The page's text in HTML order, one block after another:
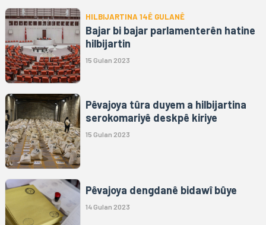
HILBIJARTINA 14Ê GULANÊ
Bajar bi bajar parlamenterên hatine
hilbijartin
15 Gulan 2023
Pêvajoya tûra duyem a hilbijartina
serokomariyê deskpê kiriye
15 Gulan 2023
Pêvajoya dengdanê bidawî bûye
14 Gulan 2023